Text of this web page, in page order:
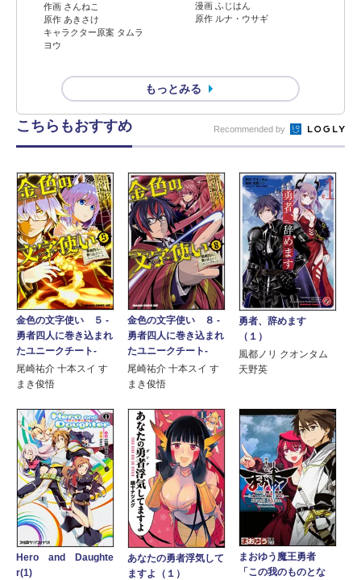
作画 さんねこ
原作 あきさけ
キャラクター原案 タムラ
ヨウ
漫画 ふじはん
原作 ルナ・ウサギ
もっとみる
こちらもおすすめ Recommended by
金色の文字使い ５ ‐
勇者四人に巻き込まれ
たユニークチート‐
尾崎祐介 十本スイ す
まき俊悟
金色の文字使い ８ ‐
勇者四人に巻き込まれ
たユニークチート‐
尾崎祐介 十本スイ す
まき俊悟
勇者、辞めます
（１）
風都ノリ クオンタム
天野英
Hero and Daughte
r(1)
あなたの勇者浮気して
ますよ（１）
まおゆう魔王勇者
「この我のものとな